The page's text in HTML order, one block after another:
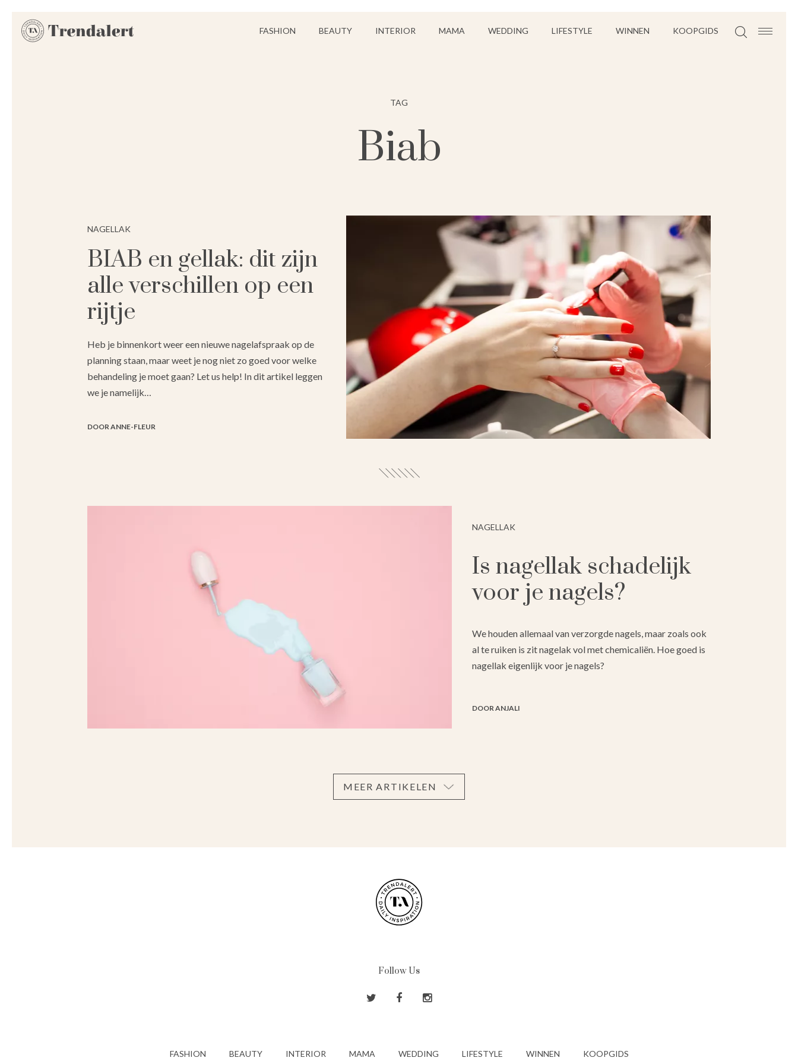
FASHION BEAUTY INTERIOR MAMA WEDDING LIFESTYLE WINNEN KOOPGIDS
TAG
Biab
NAGELLAK
BIAB en gellak: dit zijn
alle verschillen op een
rijtje
Heb je binnenkort weer een nieuwe nagelafspraak op de
planning staan, maar weet je nog niet zo goed voor welke
behandeling je moet gaan? Let us help! In dit artikel leggen
we je namelijk…
DOOR ANNE-FLEUR
NAGELLAK
Is nagellak schadelijk
voor je nagels?
We houden allemaal van verzorgde nagels, maar zoals ook
al te ruiken is zit nagelak vol met chemicaliën. Hoe goed is
nagellak eigenlijk voor je nagels?
DOOR ANJALI
MEER ARTIKELEN
Follow Us
FASHION BEAUTY INTERIOR MAMA WEDDING LIFESTYLE WINNEN KOOPGIDS